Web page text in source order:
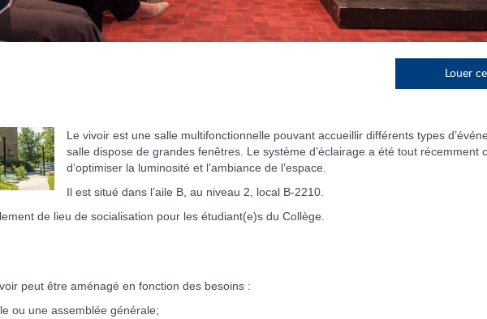
Louer
Le vivoir est une salle multifonctionnelle pouvant accueillir différents types
salle dispose de grandes fenêtres. Le système d’éclairage a été tout récemment
d’optimiser la luminosité et l’ambiance de l’espace.
Il est situé dans l’aile B, au niveau 2, local B-2210.
de lieu de socialisation pour les étudiant(e)s du Collège.
peut être aménagé en fonction des besoins :
ou une assemblée générale;